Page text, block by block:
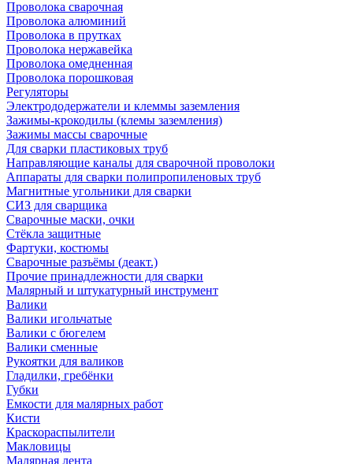
Проволока сварочная
Проволока алюминий
Проволока в прутках
Проволока нержавейка
Проволока омедненная
Проволока порошковая
Регуляторы
Электрододержатели и клеммы заземления
Зажимы-крокодилы (клемы заземления)
Зажимы массы сварочные
Для сварки пластиковых труб
Направляющие каналы для сварочной проволоки
Аппараты для сварки полипропиленовых труб
Магнитные угольники для сварки
СИЗ для сварщика
Сварочные маски, очки
Стёкла защитные
Фартуки, костюмы
Сварочные разъёмы (деакт.)
Прочие принадлежности для сварки
Малярный и штукатурный инструмент
Валики
Валики игольчатые
Валики с бюгелем
Валики сменные
Рукоятки для валиков
Гладилки, гребёнки
Губки
Емкости для малярных работ
Кисти
Краскораспылители
Макловицы
Малярная лента